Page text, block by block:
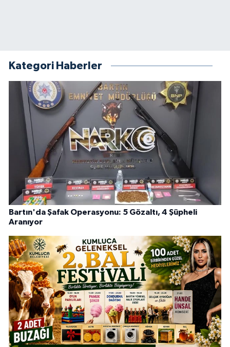
Kategori Haberler
Bartın'da Şafak Operasyonu: 5 Gözaltı, 4 Şüpheli
Aranıyor